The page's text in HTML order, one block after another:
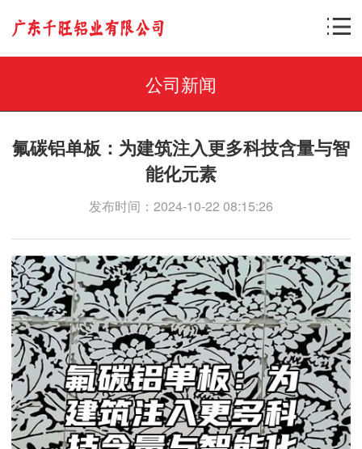
公司新闻
氟碳铝单板：为建筑注入更多科技含量与智
能化元素
发布时间：2024-10-22 08:15:26